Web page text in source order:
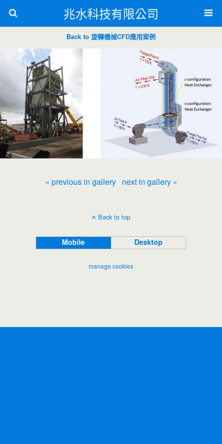
兆水科技有限公司
Back to 旋轉機械CFD應用案例
« previous in gallery next in gallery »
Back to top
Mobile Desktop
manage cookies